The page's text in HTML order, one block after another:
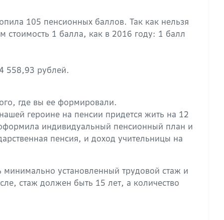
105 пенсионных баллов. Так как нельзя
стоимость 1 балла, как в 2016 году: 1 балл
558,93 рублей.
где вы ее формировали.
героине на пенсии придется жить на 12
индивидуальный пенсионный план и
пенсия, и доход учительницы на
установленный трудовой стаж и
стаж должен быть 15 лет, а количество